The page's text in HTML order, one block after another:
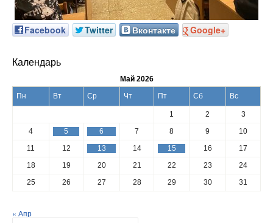
Facebook Twitter Вконтакте Google+
Календарь
Май 2026
Пн
Вт Ср Чт Пт Сб Вс
1 2
3
4
5 6 7 8 9
10
11
12 13 14 15 16
17
18
19 20 21 22 23
24
25
26 27 28 29 30 31
« Апр